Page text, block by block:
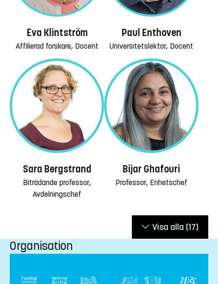
Eva Klintström
Affilierad forskare, Docent
Paul Enthoven
Universitetslektor, Docent
Sara Bergstrand
Biträdande professor,
Avdelningschef
Bijar Ghafouri
Professor, Enhetschef
Visa alla (17)
Organisation